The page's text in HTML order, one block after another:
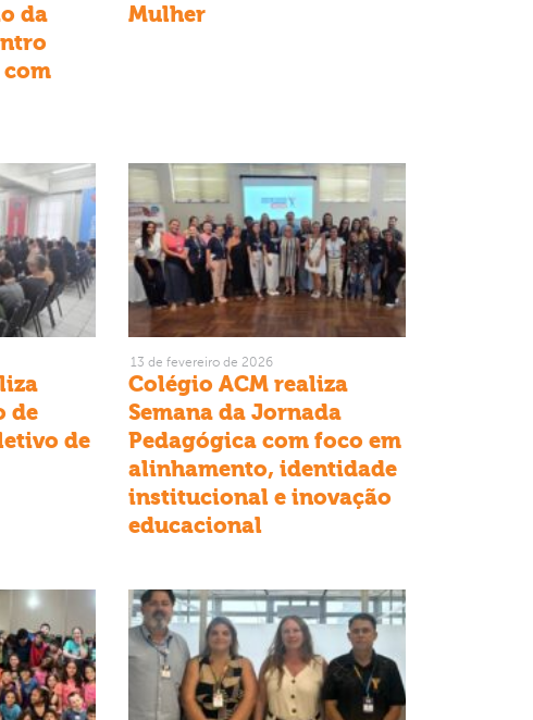
da
Mulher
de
de
13 de fevereiro de 2026
Colégio ACM realiza
Semana da Jornada
Pedagógica com foco em
alinhamento, identidade
institucional e inovação
educacional